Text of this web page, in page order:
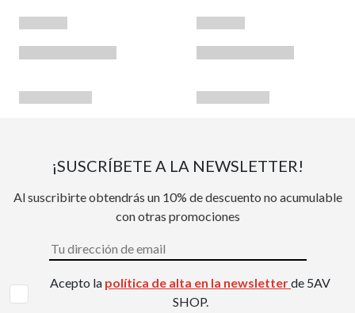
¡SUSCRÍBETE A LA NEWSLETTER!
Al suscribirte obtendrás un 10% de descuento no acumulable
con otras promociones
Acepto la política de alta en la newsletterde 5AV
SHOP.